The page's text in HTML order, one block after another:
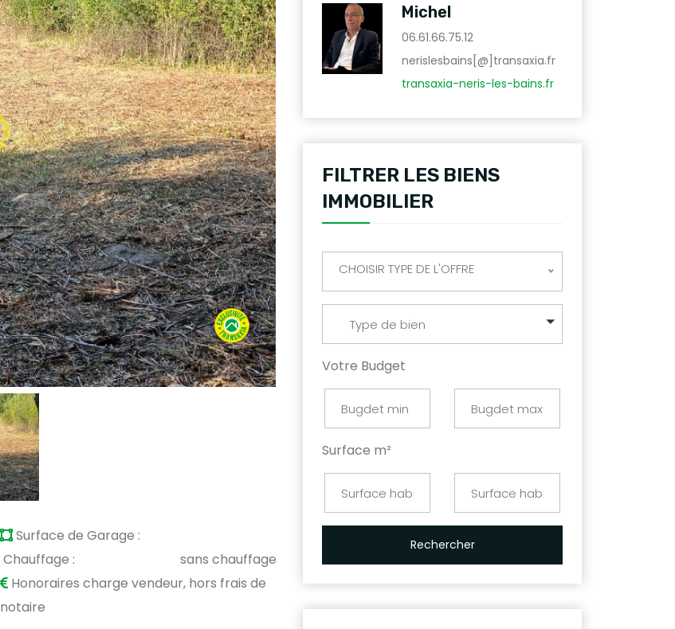
Surface de Garage :
Chauffage :
sans chauffage
Honoraires charge vendeur, hors frais de
notaire
Michel
06.61.66.75.12
nerislesbains[@]transaxia.fr
transaxia-neris-les-bains.fr
FILTRER LES BIENS
IMMOBILIER
CHOISIR TYPE DE L'OFFRE
Type de bien
Votre Budget
Surface m²
Rechercher